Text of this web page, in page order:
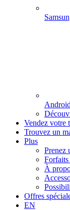
Android
Vendez votre
Trouvez un
Plus
Prenez
À
Offres
EN